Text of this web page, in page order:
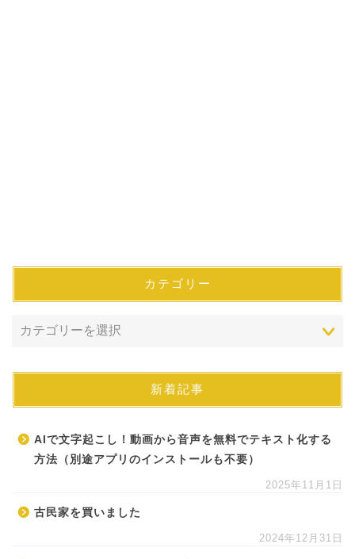
カテゴリー
新着記事
AIで文字起こし！動画から音声を無料でテキスト化する
方法（別途アプリのインストールも不要）
2025年11月1日
古民家を買いました
2024年12月31日